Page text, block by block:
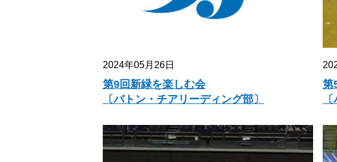
2024年05月26日
第9回新緑を楽しむ会
〔バトン・チアリーディング部〕
第